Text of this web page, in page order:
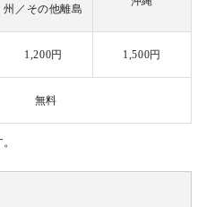
州／その他離島
1,200円 1,500円
無料